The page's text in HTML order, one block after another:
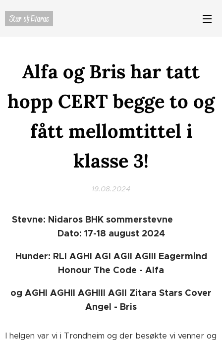
Star of Evaras
Alfa og Bris har tatt
hopp CERT begge to og
fått mellomtittel i
klasse 3!
19.08.2024
Stevne: Nidaros BHK sommerstevne
Dato: 17-18 august 2024
Hunder: RLI AGHI AGI AGII AGIII Eagermind
Honour The Code - Alfa
og AGHI AGHII AGHIII AGII Zitara Stars Cover
Angel - Bris
I helgen var vi i Trondheim og der besøkte vi venner og